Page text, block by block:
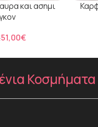
και ασημι
51,00€
Κοσμήματα